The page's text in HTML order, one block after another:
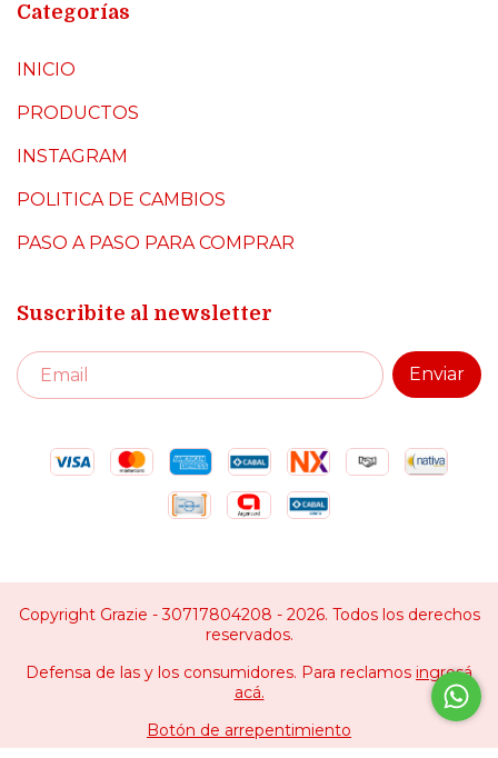
Categorías
INICIO
PRODUCTOS
INSTAGRAM
POLITICA DE CAMBIOS
PASO A PASO PARA COMPRAR
Suscribite al newsletter
Copyright Grazie - 30717804208 - 2026. Todos los derechos
reservados.
Defensa de las y los consumidores. Para reclamos ingresá
acá.
Botón de arrepentimiento